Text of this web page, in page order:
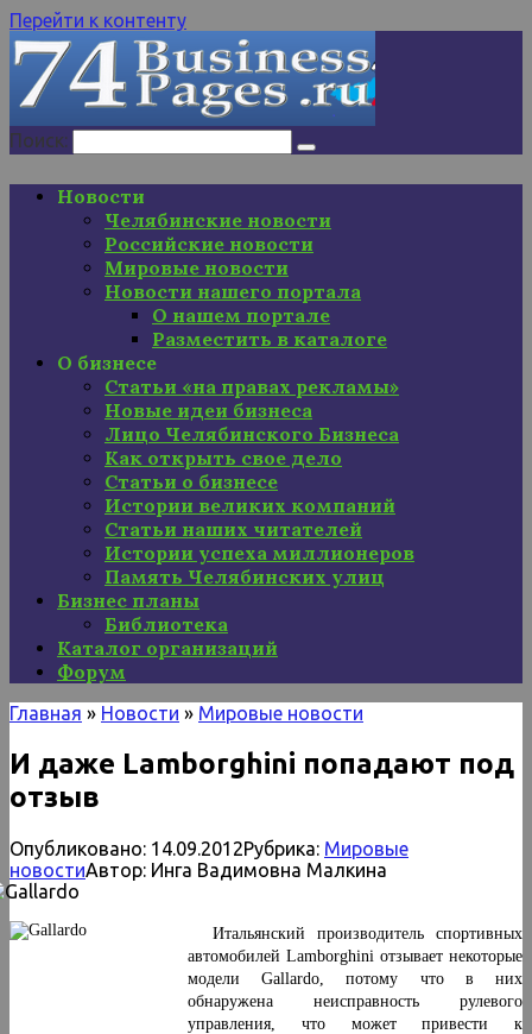
Перейти к контенту
Поиск:
Новости
Челябинские новости
Российские новости
Мировые новости
Новости нашего портала
О нашем портале
Разместить в каталоге
О бизнесе
Статьи «на правах рекламы»
Новые идеи бизнеса
Лицо Челябинского Бизнеса
Как открыть свое дело
Статьи о бизнесе
Истории великих компаний
Статьи наших читателей
Истории успеха миллионеров
Память Челябинских улиц
Бизнес планы
Библиотека
Каталог организаций
Форум
Главная » Новости » Мировые новости
И даже Lamborghini попадают под
отзыв
Опубликовано: 14.09.2012Рубрика: Мировые
новостиАвтор: Инга Вадимовна Малкина
Итальянский производитель спортивных
автомобилей Lamborghini отзывает некоторые
модели Gallardo, потому что в них
обнаружена неисправность рулевого
управления, что может привести к